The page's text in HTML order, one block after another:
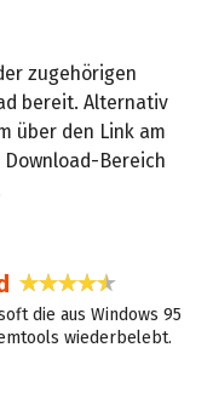
zugehörigen
bereit. Alternativ
über den Link am
Bereich
4,5 Sterne
die aus Windows 95
wiederbelebt.